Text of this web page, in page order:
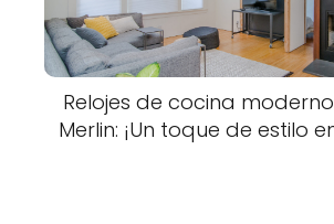
Relojes de cocina
Merlin: ¡Un toque de estilo